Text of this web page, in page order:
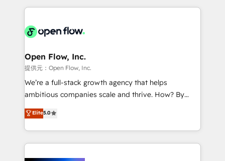
things are happening.
most effective way, while at the same time
integrated buyers journey. Elixir is located in
and Amsterdam. Elixir is a first mover and leader
when it comes to HubSpot sales and service
implementations, highly renowned for our business
acumen, process (re-)design experience and a
integrate HubSpot with complex solutions like SAP,
MicroSoft, custom solutions,... Our company also has
Open Flow, Inc.
提供元：Open Flow, Inc.
We’re a full-stack growth agency that helps
ambitious companies scale and thrive. How? By
upgrading and streamlining every single revenue-
generating aspect of your business. We’re proud
HubSpot Elite Solutions Partners and devout CRM
nerds who can harness HubSpot’s custom digital
Elite5.0